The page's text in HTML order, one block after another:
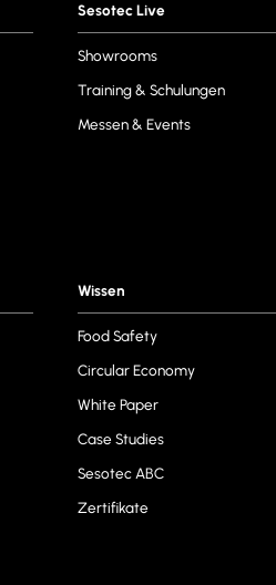
Sesotec Live
Showrooms
Training & Schulungen
Messen & Events
Wissen
Food Safety
Circular Economy
White Paper
Case Studies
Sesotec ABC
Zertifikate